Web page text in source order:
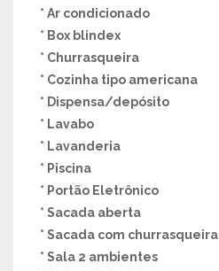
* Ar condicionado
* Box blindex
* Churrasqueira
* Cozinha tipo americana
* Dispensa/depósito
* Lavabo
* Lavanderia
* Piscina
* Portão Eletrônico
* Sacada aberta
* Sacada com churrasqueira
* Sala 2 ambientes